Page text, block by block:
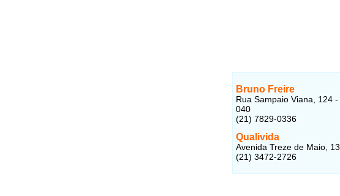
Bruno Freire
Rua Sampaio Viana, 124
040
(21) 7829-0336
Qualivida
Avenida Treze de Maio,
(21) 3472-2726